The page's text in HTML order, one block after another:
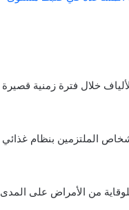
خلال فترة زمنية قصيرة
الملتزمين بنظام غذائي
من الأمراض على المدى